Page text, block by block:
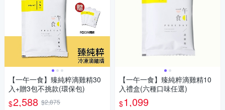
【一午一食】臻純粹滴雞精30
入+贈3包不挑款(環保包)
$2,588 $2,875
【一午一食】臻純粹滴雞精10
入禮盒(六種口味任選)
$1,099